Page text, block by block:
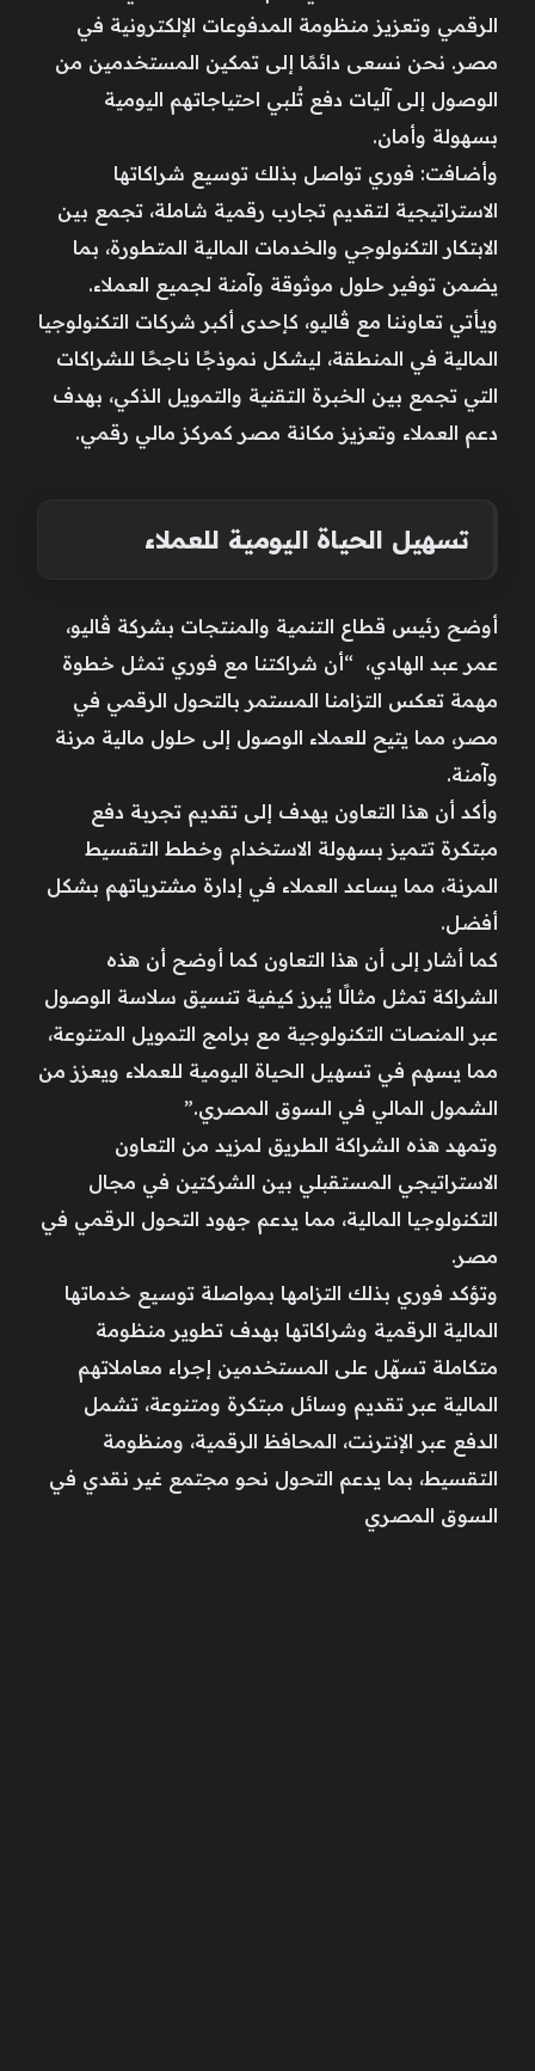
الرقمي وتعزيز منظومة المدفوعات الإلكترونية في
مصر. نحن نسعى دائمًا إلى تمكين المستخدمين من
الوصول إلى آليات دفع تُلبي احتياجاتهم اليومية
بسهولة وأمان.
وأضافت: فوري تواصل بذلك توسيع شراكاتها
الاستراتيجية لتقديم تجارب رقمية شاملة، تجمع بين
الابتكار التكنولوجي والخدمات المالية المتطورة، بما
يضمن توفير حلول موثوقة وآمنة لجميع العملاء.
ويأتي تعاوننا مع ڤاليو، كإحدى أكبر شركات التكنولوجيا
المالية في المنطقة، ليشكل نموذجًا ناجحًا للشراكات
التي تجمع بين الخبرة التقنية والتمويل الذكي، بهدف
دعم العملاء وتعزيز مكانة مصر كمركز مالي رقمي.
تسهيل الحياة اليومية للعملاء
أوضح رئيس قطاع التنمية والمنتجات بشركة ڤاليو،
عمر عبد الهادي، “أن شراكتنا مع فوري تمثل خطوة
مهمة تعكس التزامنا المستمر بالتحول الرقمي في
مصر، مما يتيح للعملاء الوصول إلى حلول مالية مرنة
وآمنة.
وأكد أن هذا التعاون يهدف إلى تقديم تجربة دفع
مبتكرة تتميز بسهولة الاستخدام وخطط التقسيط
المرنة، مما يساعد العملاء في إدارة مشترياتهم بشكل
أفضل.
كما أشار إلى أن هذا التعاون كما أوضح أن هذه
الشراكة تمثل مثالًا يُبرز كيفية تنسيق سلاسة الوصول
عبر المنصات التكنولوجية مع برامج التمويل المتنوعة،
مما يسهم في تسهيل الحياة اليومية للعملاء ويعزز من
الشمول المالي في السوق المصري.”
وتمهد هذه الشراكة الطريق لمزيد من التعاون
الاستراتيجي المستقبلي بين الشركتين في مجال
التكنولوجيا المالية، مما يدعم جهود التحول الرقمي في
مصر.
وتؤكد فوري بذلك التزامها بمواصلة توسيع خدماتها
المالية الرقمية وشراكاتها بهدف تطوير منظومة
متكاملة تسهّل على المستخدمين إجراء معاملاتهم
المالية عبر تقديم وسائل مبتكرة ومتنوعة، تشمل
الدفع عبر الإنترنت، المحافظ الرقمية، ومنظومة
التقسيط، بما يدعم التحول نحو مجتمع غير نقدي في
السوق المصري